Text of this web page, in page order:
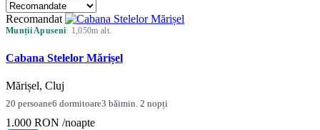
Recomandat
Munții Apuseni· 1,050m alt.
Cabana Stelelor Mărișel
Mărișel, Cluj
20 persoane6 dormitoare3 băimin. 2 nopți
1.000 RON /noapte